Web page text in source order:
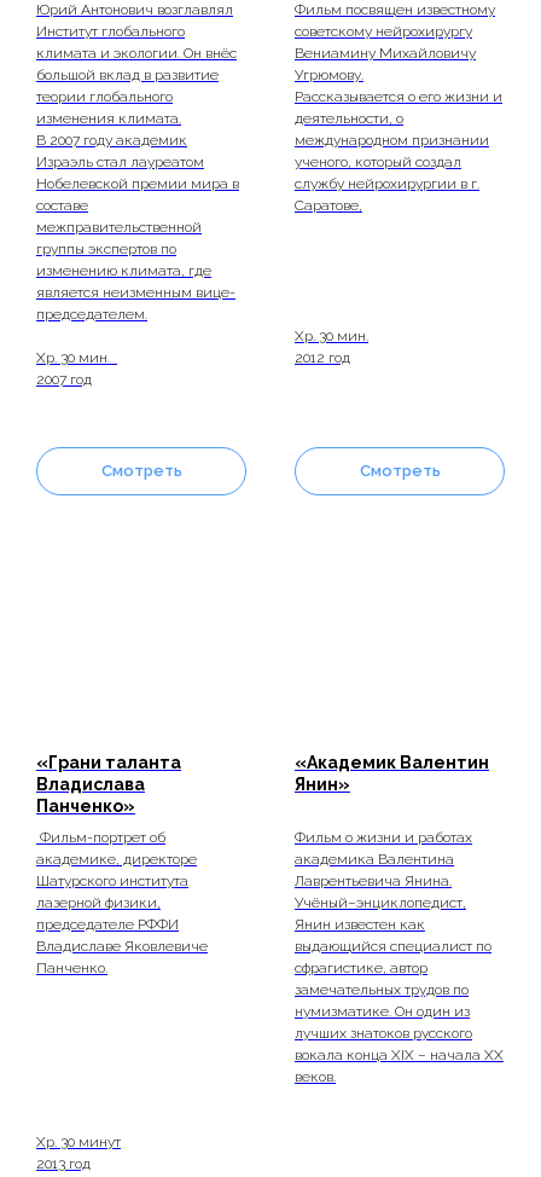
Юрий Антонович возглавлял
Институт глобального
климата и экологии. Он внёс
большой вклад в развитие
теории глобального
изменения климата.
В 2007 году академик
Израэль стал лауреатом
Нобелевской премии мира в
составе
межправительственной
группы экспертов по
изменению климата, где
является неизменным вице-
председателем.
Хр. 30 мин.
2007 год
Смотреть
Фильм посвящен известному
советскому нейрохирургу
Вениамину Михайловичу
Угрюмову.
Рассказывается о его жизни и
деятельности, о
международном признании
ученого, который создал
службу нейрохирургии в г.
Саратове,
Хр. 30 мин.
2012 год
Смотреть
«Грани таланта
Владислава
Панченко»
Фильм-портрет об
академике, директоре
Шатурского института
лазерной физики,
председателе РФФИ
Владиславе Яковлевиче
Панченко.
Хр. 30 минут
2013 год
«Академик Валентин
Янин»
Фильм о жизни и работах
академика Валентина
Лаврентьевича Янина.
Учёный–энциклопедист,
Янин известен как
выдающийся специалист по
сфрагистике, автор
замечательных трудов по
нумизматике. Он один из
лучших знатоков русского
вокала конца XIX – начала ХХ
веков.